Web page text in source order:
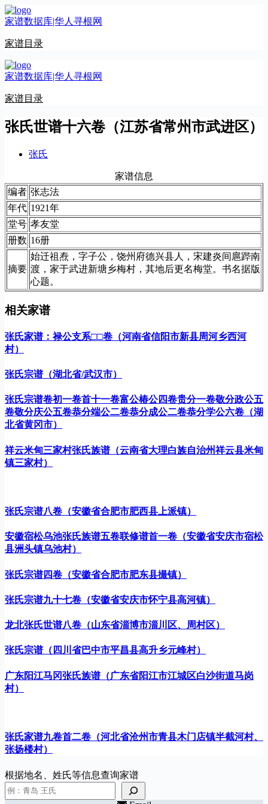
跳
至
容
家谱数据库|华人寻根网
家谱目录
家谱数据库|华人寻根网
家谱目录
张氏世谱十六卷（江苏省常州市武进区）
张氏
家谱信息
编者 张志法
年代 1921年
堂号 孝友堂
册数 16册
摘要
始迁祖焘，字子公，饶州府德兴县人，宋建炎间扈跸南
渡，家于武进新塘乡梅村，其地后更名梅堂。书名据版
心题。
相关家谱
张氏家谱：禄公支系□□卷（河南省信阳市新县周河乡西河
村）
张氏宗谱（湖北省/武汉市）
张氏宗谱卷初一卷首十一卷富公椿公四卷贵分一卷敬分政公五
卷敬分庆公五卷恭分端公二卷恭分成公二卷恭分学公六卷（湖
北省黄冈市）
祥云米甸三家村张氏族谱（云南省大理白族自治州祥云县米甸
镇三家村）
张氏宗谱八卷（安徽省合肥市肥西县上派镇）
安徽宿松乌池张氏族谱五卷联修谱首一卷（安徽省安庆市宿松
县洲头镇乌池村）
张氏宗谱四卷（安徽省合肥市肥东县撮镇）
张氏宗谱九十七卷（安徽省安庆市怀宁县高河镇）
龙北张氏世谱八卷（山东省淄博市淄川区、周村区）
张氏宗谱（四川省巴中市平昌县高升乡元峰村）
广东阳江马冈张氏族谱（广东省阳江市江城区白沙街道马岗
村）
张氏家谱九卷首二卷（河北省沧州市青县木门店镇半截河村、
张扬楼村）
根据地名、姓氏等信息查询家谱